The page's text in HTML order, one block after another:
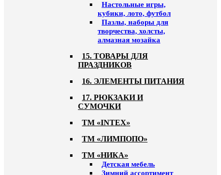
Настольные игры,
кубики, лото, футбол
Пазлы, наборы для
творчества, холсты,
алмазная мозайка
15. ТОВАРЫ ДЛЯ
ПРАЗДНИКОВ
16. ЭЛЕМЕНТЫ ПИТАНИЯ
17. РЮКЗАКИ И
СУМОЧКИ
ТМ «INTEX»
ТМ «ЛИМПОПО»
ТМ «НИКА»
Детская мебель
Зимний ассортимент